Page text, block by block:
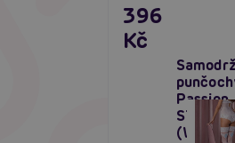
Passion
ST116
(White/
396
Kč